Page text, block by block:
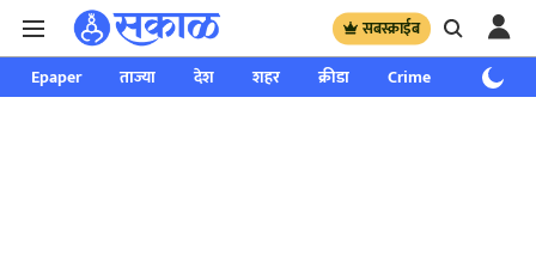
सबस्क्राईब
Epaper ताज्या देश शहर क्रीडा Crime साप्ताहिक